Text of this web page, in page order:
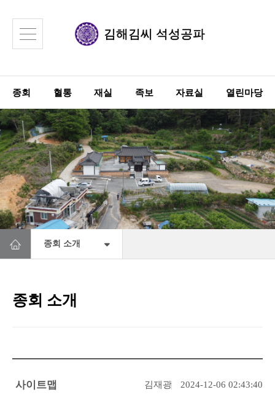
김해김씨 석성공파
종회 혈통 재실 족보 자료실 열린마당
종회장
종회 소개
종회 소개
사이트맵 김재광 2024-12-06 02:43:40